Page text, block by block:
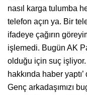
nasıl karga tulumba
telefon açın ya. Bir
ifadeye çağırın
işlemedi. Bugün AK
olduğu için suç işliyor.
hakkında haber
Genç arkadaşımızı